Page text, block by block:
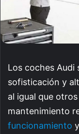
Los coches Audi
sofisticación y
al igual que
mantenimiento
funcionamiento